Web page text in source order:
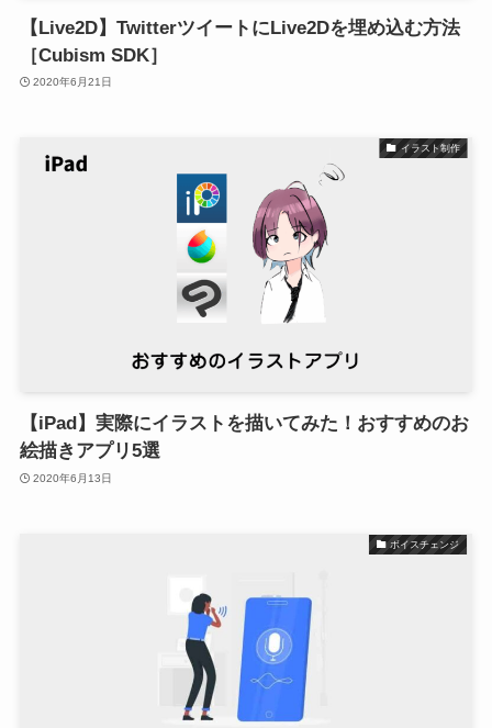
【Live2D】TwitterツイートにLive2Dを埋め込む方法
［Cubism SDK］
2020年6月21日
イラスト制作
【iPad】実際にイラストを描いてみた！おすすめのお
絵描きアプリ5選
2020年6月13日
ボイスチェンジ